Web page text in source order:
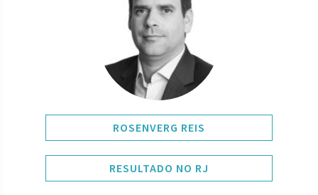
ROSENVERG REIS
RESULTADO NO RJ